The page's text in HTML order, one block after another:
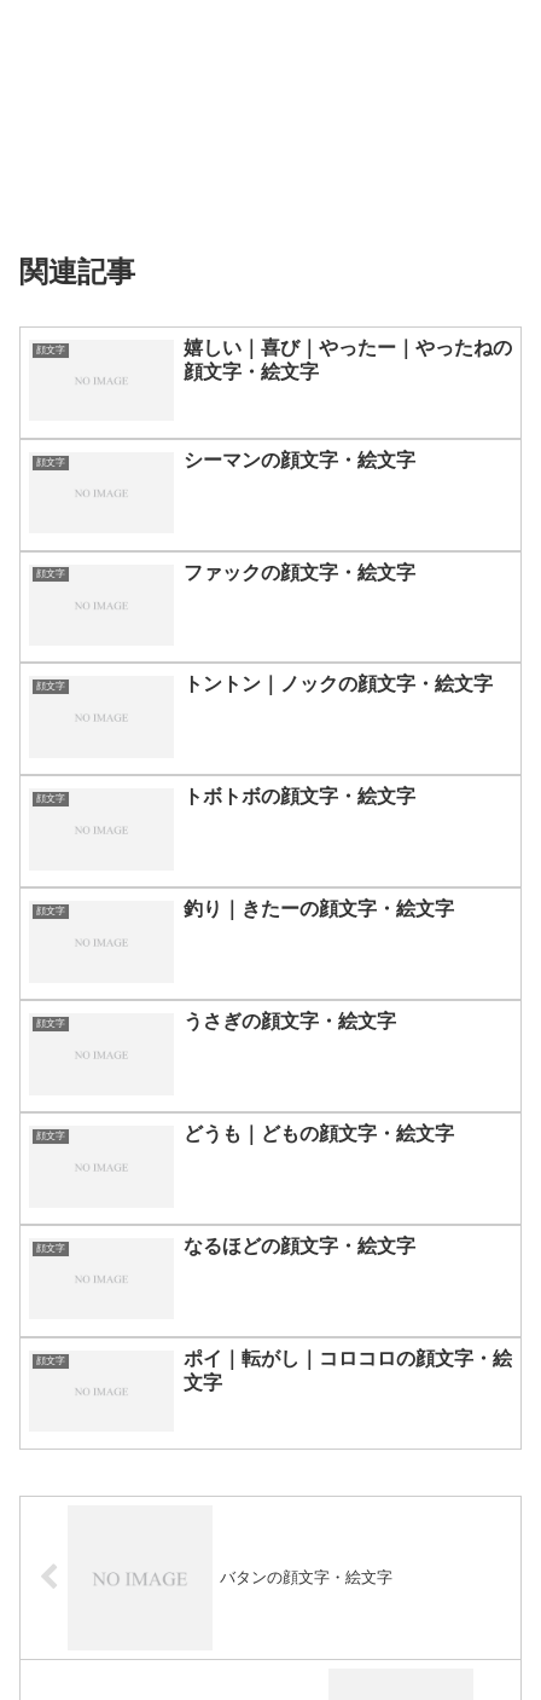
関連記事
顔文字
嬉しい｜喜び｜やったー｜やったねの
顔文字・絵文字
顔文字 シーマンの顔文字・絵文字
顔文字 ファックの顔文字・絵文字
顔文字 トントン｜ノックの顔文字・絵文字
顔文字 トボトボの顔文字・絵文字
顔文字 釣り｜きたーの顔文字・絵文字
顔文字 うさぎの顔文字・絵文字
顔文字 どうも｜どもの顔文字・絵文字
顔文字 なるほどの顔文字・絵文字
顔文字
ポイ｜転がし｜コロコロの顔文字・絵
文字
バタンの顔文字・絵文字